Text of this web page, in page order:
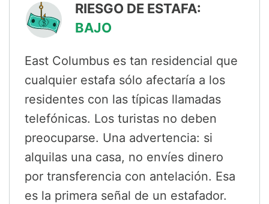
RIESGO DE ESTAFA:
BAJO
East Columbus es tan residencial que
cualquier estafa sólo afectaría a los
residentes con las típicas llamadas
telefónicas. Los turistas no deben
preocuparse. Una advertencia: si
alquilas una casa, no envíes dinero
por transferencia con antelación. Esa
es la primera señal de un estafador.